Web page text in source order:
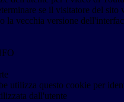
se il visitatore del sito
la vecchia versione
utilizza questo cookie per
dall'utente